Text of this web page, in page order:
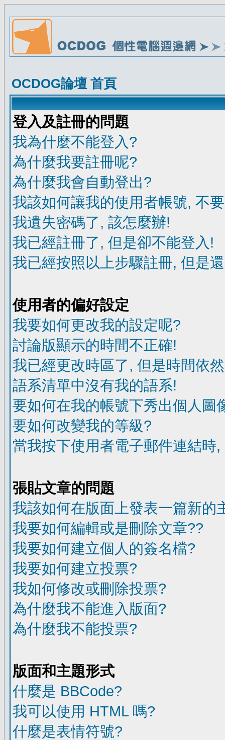
OCDOG論壇 首頁
登入及註冊的問題
我為什麼不能登入?
為什麼我要註冊呢?
為什麼我會自動登出?
我該如何讓我的使用者帳號, 不
我遺失密碼了, 該怎麼辦!
我已經註冊了, 但是卻不能登入!
我已經按照以上步驟註冊, 但是
使用者的偏好設定
我要如何更改我的設定呢?
討論版顯示的時間不正確!
我已經更改時區了, 但是時間依
語系清單中沒有我的語系!
要如何在我的帳號下秀出個人圖
要如何改變我的等級?
當我按下使用者電子郵件連結時
張貼文章的問題
我該如何在版面上發表一篇新的
我要如何編輯或是刪除文章??
我要如何建立個人的簽名檔?
我要如何建立投票?
我如何修改或刪除投票?
為什麼我不能進入版面?
為什麼我不能投票?
版面和主題形式
什麼是 BBCode?
我可以使用 HTML 嗎?
什麼是表情符號?